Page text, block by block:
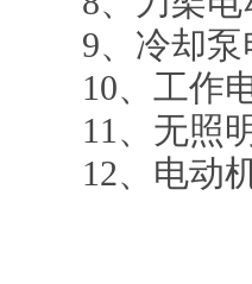
9、冷却
10、工作
11、无照
12、电动